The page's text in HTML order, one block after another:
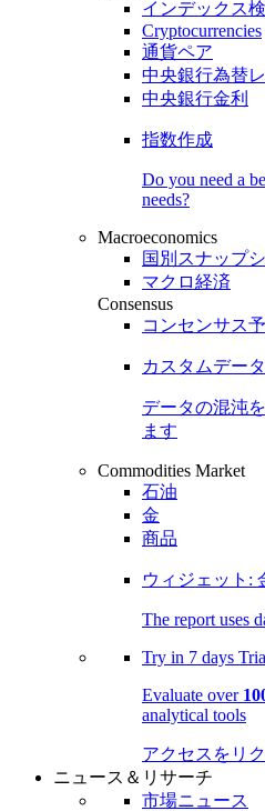
インデックス
Cryptocurrencies
通貨ペア
中央銀行為替
中央銀行金利
指数作成
Do you need a
needs?
Macroeconomics
国別スナップ
マクロ経済
Consensus
コンセンサス
カスタムデータ
データの混沌
ます
Commodities Market
石油
金
商品
ウィジェット:
The report uses
Try in 7 days
Evaluate over
analytical tools
アクセスをリ
ニュース＆リサーチ
市場ニュース